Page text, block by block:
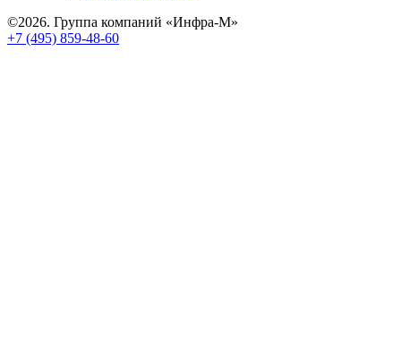
©2026. Группа компаний «Инфра-М»
+7 (495) 859-48-60